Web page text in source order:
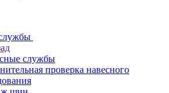
службы
проверка навесного